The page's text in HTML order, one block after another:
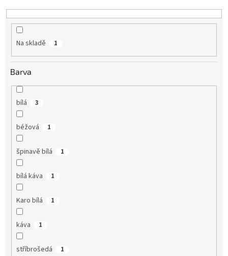
k
t
Na skladě 1
Barva
bílá 3
béžová 1
špinavě bílá 1
bílá káva 1
Karo bílá 1
káva 1
stříbrošedá 1